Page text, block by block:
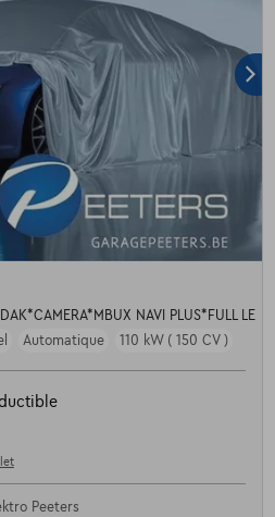
NAVI PLUS*FULL LE
Automatique 110 kW ( 150 CV )
Peeters